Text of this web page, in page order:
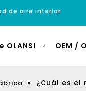
de aire interior
OLANSI OEM /
»
¿Cuál es